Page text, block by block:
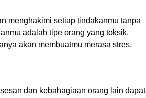
menghakimi setiap tindakanmu tanpa
adalah tipe orang yang toksik.
akan membuatmu merasa stres.
dan kebahagiaan orang lain dapat